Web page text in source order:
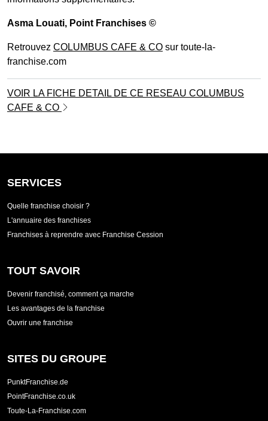
Asma Louati, Point Franchises ©
Retrouvez COLUMBUS CAFE & CO sur toute-la-
franchise.com
VOIR LA FICHE DETAIL DE CE RESEAU COLUMBUS
CAFE & CO
SERVICES
Quelle franchise choisir ?
L'annuaire des franchises
Franchises à reprendre avec Franchise Cession
TOUT SAVOIR
Devenir franchisé, comment ça marche
Les avantages de la franchise
Ouvrir une franchise
SITES DU GROUPE
PunktFranchise.de
PointFranchise.co.uk
Toute-La-Franchise.com